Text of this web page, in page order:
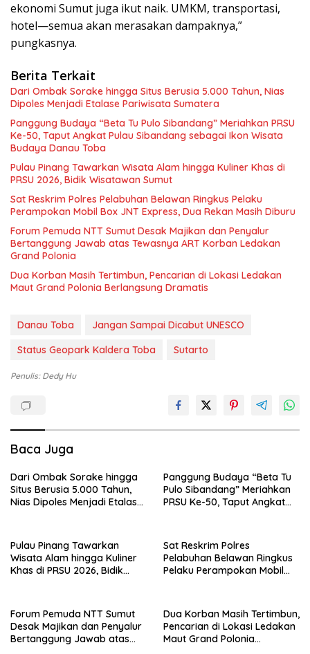
ekonomi Sumut juga ikut naik. UMKM, transportasi,
hotel—semua akan merasakan dampaknya,”
pungkasnya.
Berita Terkait
Dari Ombak Sorake hingga Situs Berusia 5.000 Tahun, Nias
Dipoles Menjadi Etalase Pariwisata Sumatera
Panggung Budaya “Beta Tu Pulo Sibandang” Meriahkan PRSU
Ke-50, Taput Angkat Pulau Sibandang sebagai Ikon Wisata
Budaya Danau Toba
Pulau Pinang Tawarkan Wisata Alam hingga Kuliner Khas di
PRSU 2026, Bidik Wisatawan Sumut
Sat Reskrim Polres Pelabuhan Belawan Ringkus Pelaku
Perampokan Mobil Box JNT Express, Dua Rekan Masih Diburu
Forum Pemuda NTT Sumut Desak Majikan dan Penyalur
Bertanggung Jawab atas Tewasnya ART Korban Ledakan
Grand Polonia
Dua Korban Masih Tertimbun, Pencarian di Lokasi Ledakan
Maut Grand Polonia Berlangsung Dramatis
Danau Toba
Jangan Sampai Dicabut UNESCO
Status Geopark Kaldera Toba
Sutarto
Penulis: Dedy Hu
Baca Juga
Dari Ombak Sorake hingga
Situs Berusia 5.000 Tahun,
Nias Dipoles Menjadi Etalase
Panggung Budaya “Beta Tu
Pulo Sibandang” Meriahkan
PRSU Ke-50, Taput Angkat
Toba
Pulau Pinang Tawarkan
Wisata Alam hingga Kuliner
Khas di PRSU 2026, Bidik
Sat Reskrim Polres
Pelabuhan Belawan Ringkus
Pelaku Perampokan Mobil
Forum Pemuda NTT Sumut
Desak Majikan dan Penyalur
Bertanggung Jawab atas
Dua Korban Masih Tertimbun,
Pencarian di Lokasi Ledakan
Maut Grand Polonia